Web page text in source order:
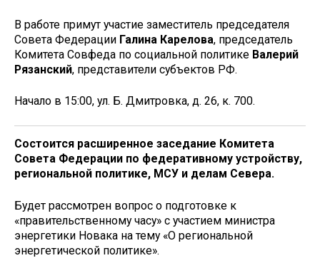
В работе примут участие заместитель председателя
Совета Федерации Галина Карелова, председатель
Комитета Совфеда по социальной политике Валерий
Рязанский, представители субъектов РФ.
Начало в 15:00, ул. Б. Дмитровка, д. 26, к. 700.
Состоится расширенное заседание Комитета
Совета Федерации по федеративному устройству,
региональной политике, МСУ и делам Севера.
Будет рассмотрен вопрос о подготовке к
«правительственному часу» с участием министра
энергетики Новака на тему «О региональной
энергетической политике».